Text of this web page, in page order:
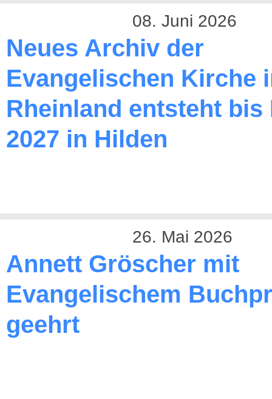
08. Juni 2026
Neues Archiv der
Evangelischen Kirche
Rheinland entsteht bis
2027 in Hilden
26. Mai 2026
Annett Gröscher mit
Evangelischem
geehrt